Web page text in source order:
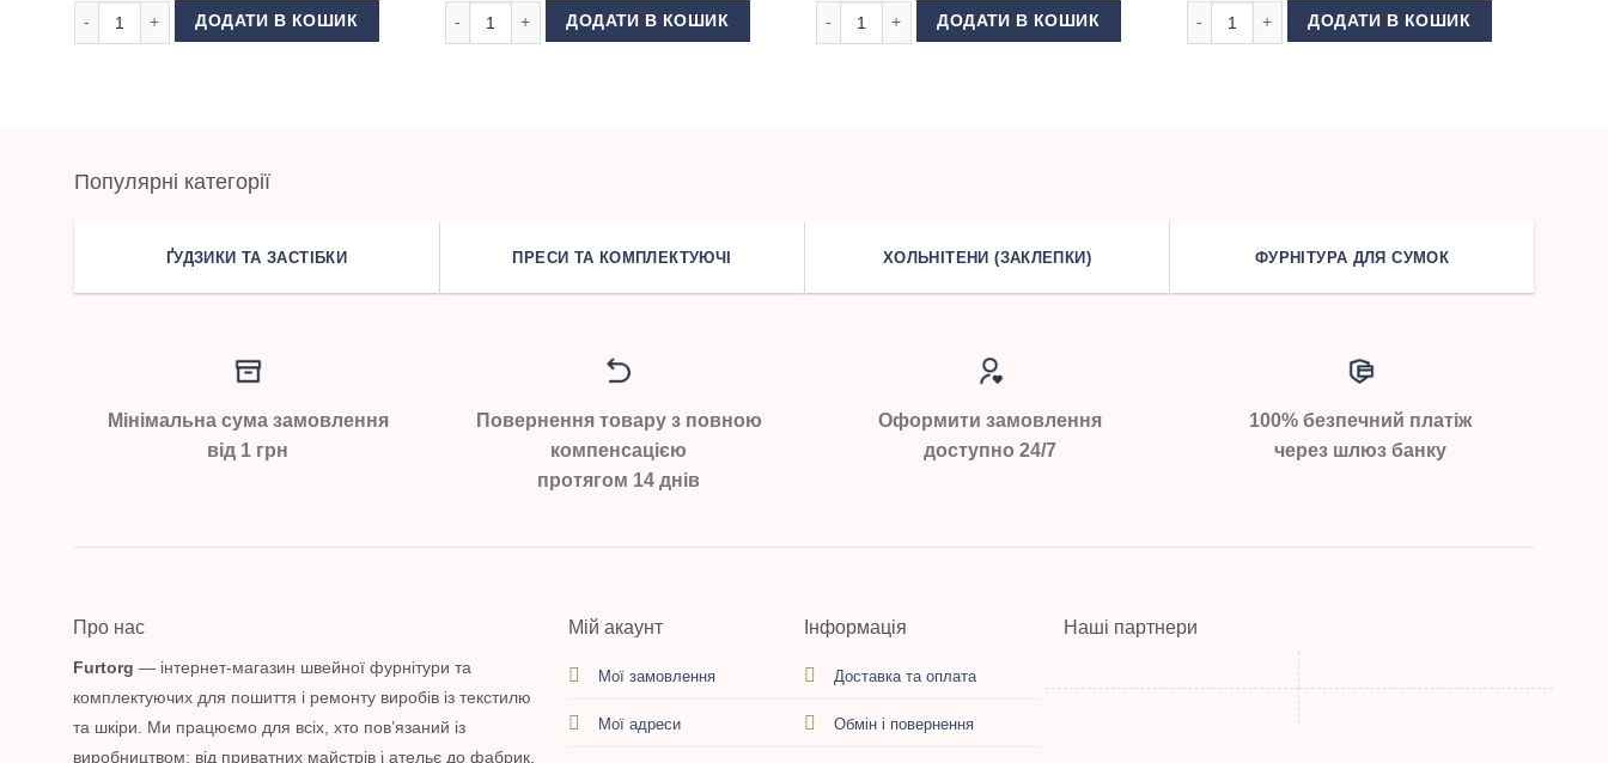
Кільце для бретелей 12 мм Золото кількість
ДОДАТИ В КОШИК
Пломба для одягу та сумок червона кількість
ДОДАТИ В КОШИК
Кільце для бретелей 15 мм Нікель кількість
ДОДАТИ В КОШИК
Пломба для одягу та сумок гірчиця кількість
ДОДАТИ В КОШИК
Популярні категорії
ҐУДЗИКИ ТА ЗАСТІБКИ ПРЕСИ ТА КОМПЛЕКТУЮЧІ ХОЛЬНІТЕНИ (ЗАКЛЕПКИ) ФУРНІТУРА ДЛЯ СУМОК
Мінімальна сума замовлення
від 1 грн
Повернення товару з повною
компенсацією
протягом 14 днів
Оформити замовлення
доступно 24/7
100% безпечний платіж
через шлюз банку
Про нас
Furtorg — інтернет-магазин швейної фурнітури та
комплектуючих для пошиття і ремонту виробів із текстилю
та шкіри. Ми працюємо для всіх, хто пов’язаний із
виробництвом: від приватних майстрів і ательє до фабрик.
Мій акаунт
Мої замовлення
Мої адреси
Інформація
Доставка та оплата
Обмін і повернення
Наші партнери